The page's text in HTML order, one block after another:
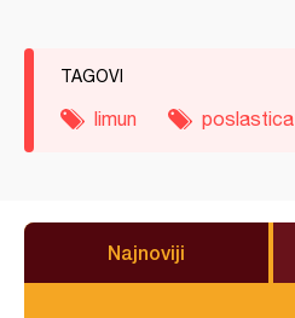
TAGOVI
limun poslastica
Najnoviji